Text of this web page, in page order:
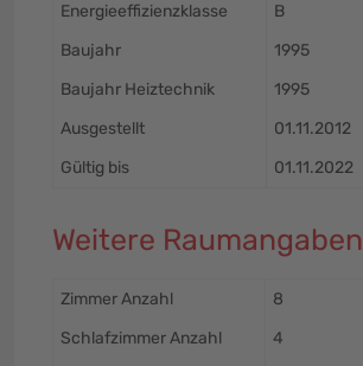
Energieeffizienzklasse
B
Baujahr
1995
Baujahr Heiztechnik
1995
Ausgestellt
01.11.2012
Gültig bis
01.11.2022
Weitere Raumangaben
Zimmer Anzahl
8
Schlafzimmer Anzahl
4